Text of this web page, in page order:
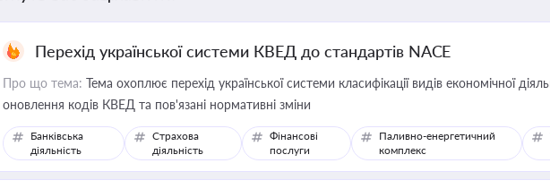
Перехід української системи КВЕД до стандартів NACE
Про що тема: Тема охоплює перехід української системи класифікації видів економічної
оновлення кодів КВЕД та пов'язані нормативні зміни
Банківська
діяльність
Страхова
діяльність
Фінансові
послуги
Паливно-енергетичний
комплекс